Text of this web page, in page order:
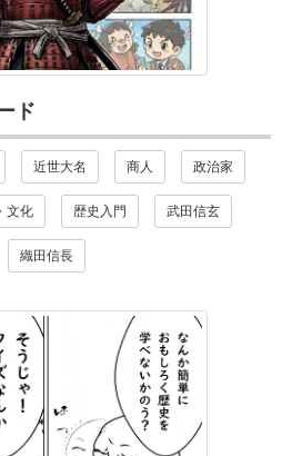
ド
近世大名 商人 政治家
文化 歴史入門 武田信玄
織田信長